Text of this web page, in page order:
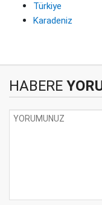
Türkiye
Karadeniz
HABERE